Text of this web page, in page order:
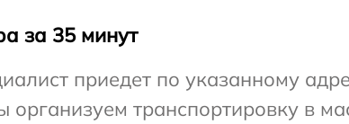
за 35 минут
приедет по указанному
организуем транспортировку в